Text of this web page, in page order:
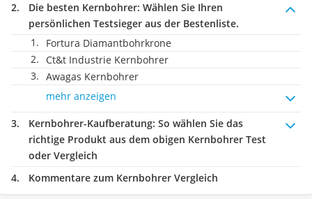
Die besten Kernbohrer: Wählen Sie Ihren
persönlichen Testsieger aus der Bestenliste.
Fortura Diamantbohrkrone
Ct&t Industrie Kernbohrer
Awagas Kernbohrer
mehr anzeigen
Kernbohrer-Kaufberatung: So wählen Sie das
richtige Produkt aus dem obigen Kernbohrer Test
oder Vergleich
Kommentare zum Kernbohrer Vergleich